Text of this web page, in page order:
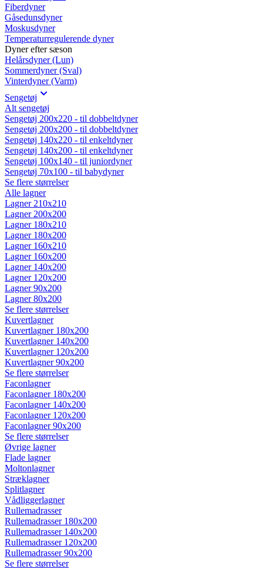
Fiberdyner
Gåsedunsdyner
Moskusdyner
Temperaturregulerende dyner
Dyner efter sæson
Helårsdyner (Lun)
Sommerdyner (Sval)
Vinterdyner (Varm)
Sengetøj
Alt sengetøj
Sengetøj 200x220 - til dobbeltdyner
Sengetøj 200x200 - til dobbeltdyner
Sengetøj 140x220 - til enkeltdyner
Sengetøj 140x200 - til enkeltdyner
Sengetøj 100x140 - til juniordyner
Sengetøj 70x100 - til babydyner
Se flere størrelser
Alle lagner
Lagner 210x210
Lagner 200x200
Lagner 180x210
Lagner 180x200
Lagner 160x210
Lagner 160x200
Lagner 140x200
Lagner 120x200
Lagner 90x200
Lagner 80x200
Se flere størrelser
Kuvertlagner
Kuvertlagner 180x200
Kuvertlagner 140x200
Kuvertlagner 120x200
Kuvertlagner 90x200
Se flere størrelser
Faconlagner
Faconlagner 180x200
Faconlagner 140x200
Faconlagner 120x200
Faconlagner 90x200
Se flere størrelser
Øvrige lagner
Flade lagner
Moltonlagner
Stræklagner
Splitlagner
Vådliggerlagner
Rullemadrasser
Rullemadrasser 180x200
Rullemadrasser 140x200
Rullemadrasser 120x200
Rullemadrasser 90x200
Se flere størrelser